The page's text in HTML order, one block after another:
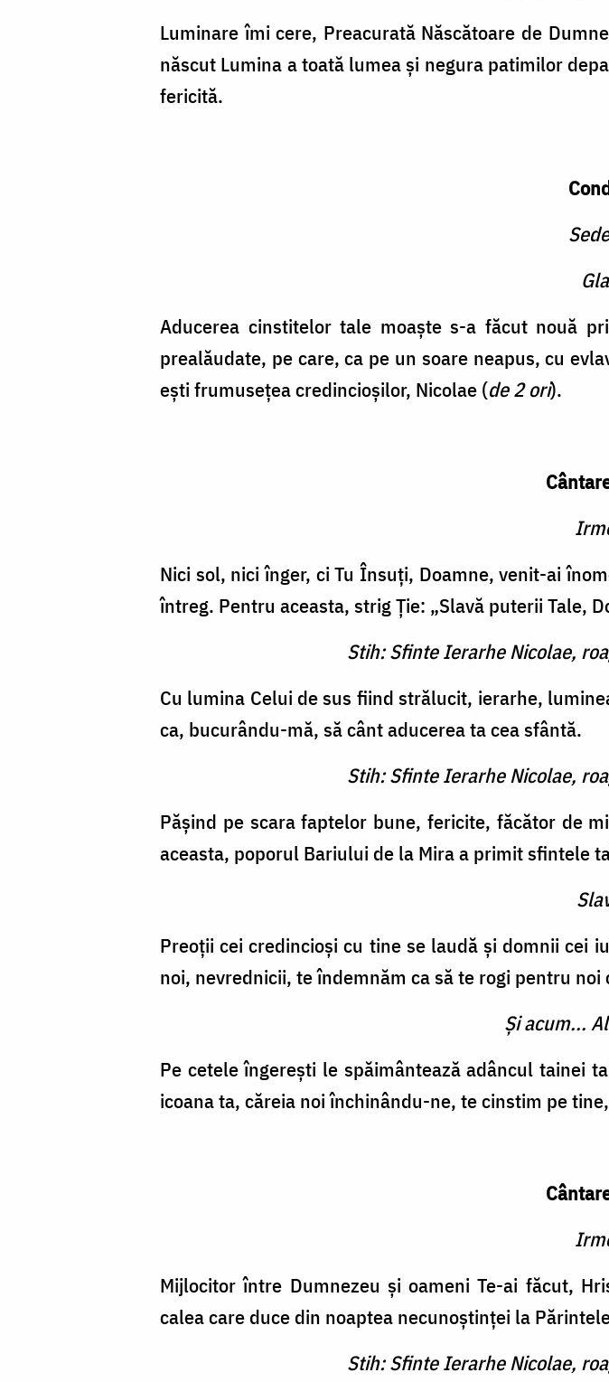
Luminare îmi cere, Preacurată Născătoare de
născut Lumina a toată lumea și negura patimilor
fericită.
Aducerea cinstitelor tale moaște s-a făcut nouă
prealăudate, pe care, ca pe un soare neapus, cu
ești frumusețea credincioșilor, Nicolae (de 2 ori).
Nici sol, nici înger, ci Tu Însuți, Doamne, venit-ai
întreg. Pentru aceasta, strig Ție: „Slavă puterii Tale,
Stih: Sfinte Ierarhe Nicolae,
Cu lumina Celui de sus fiind strălucit, ierarhe,
ca, bucurându-mă, să cânt aducerea ta cea sfântă.
Stih: Sfinte Ierarhe Nicolae,
Pășind pe scara faptelor bune, fericite, făcător de
aceasta, poporul Bariului de la Mira a primit sfintele
Preoții cei credincioși cu tine se laudă și domnii cei
noi, nevrednicii, te îndemnăm ca să te rogi pentru noi
Și acum...
Pe cetele îngerești le spăimântează adâncul tainei
icoana ta, căreia noi închinându-ne, te cinstim pe
Mijlocitor între Dumnezeu și oameni Te-ai făcut,
calea care duce din noaptea necunoștinței la
Stih: Sfinte Ierarhe Nicolae,